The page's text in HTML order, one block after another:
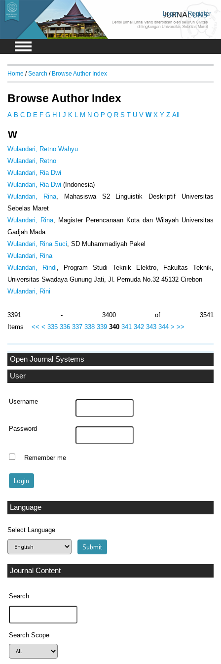
Login Register
Open Journal Systems
User
Username
Password
Remember me
Language
Select Language
Journal Content
Search
Search Scope
Home /Search / Browse Author Index
Browse Author Index
A B C D E F G H J K M N O P Q R S T U V W X Y Z All
W
Wulandari, Retno Wahyu
Wulandari, Retno
Wulandari, Ria Dwi
Wulandari, Ria Dwi (Indonesia)
Wulandari, Rina, Mahasiswa S2 Linguistik Deskriptif Universitas
Sebelas Maret
Wulandari, Rina, Magister Perencanaan Kota dan Wilayah Universitas
Gadjah Mada
Wulandari, Rina Suci, SD Muhammadiyah Pakel
Wulandari, Rina
Wulandari, Rindi, Program Studi Teknik Elektro, Fakultas Teknik,
Universitas Swadaya Gunung Jati, Jl. Pemuda No.32 45132 Cirebon
Wulandari, Rini
3391 - 3400 of 3541
Items << < 335 336 337 338 339 340 341 342 343 344 > >>